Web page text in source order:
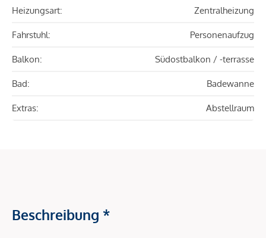
Heizungsart: Zentralheizung
Fahrstuhl: Personenaufzug
Balkon: Südostbalkon / -terrasse
Bad: Badewanne
Extras: Abstellraum
Beschreibung *